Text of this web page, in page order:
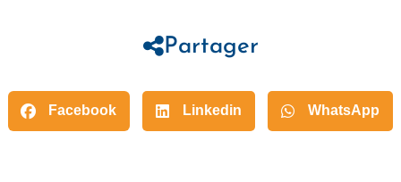
Partager
Facebook Linkedin WhatsApp